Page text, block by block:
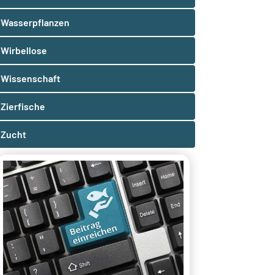
Wasserpflanzen
Wirbellose
Wissenschaft
Zierfische
Zucht